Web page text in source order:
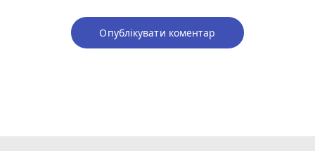
Опублікувати коментар